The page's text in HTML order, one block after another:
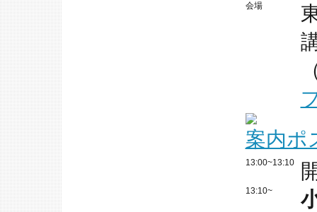
会場
案内ポ
13:00~13:10
13:10~